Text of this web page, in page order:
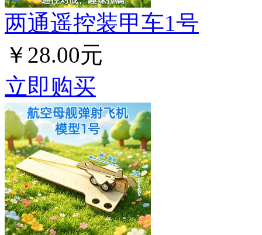
两通遥控装甲车1号
￥28.00元
立即购买